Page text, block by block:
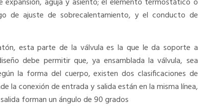
expansión, aguja y asiento; el elemento termostático o
de ajuste de sobrecalentamiento, y el conducto de
esta parte de la válvula es la que le da soporte a
debe permitir que, ya ensamblada la válvula, sea
la forma del cuerpo, existen dos clasificaciones de
la conexión de entrada y salida están en la misma línea,
forman un ángulo de 90 grados